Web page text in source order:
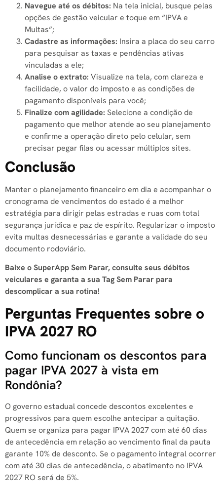
Navegue até os débitos: Na tela inicial, busque pelas
opções de gestão veicular e toque em “IPVA e
Multas”;
Cadastre as informações: Insira a placa do seu carro
para pesquisar as taxas e pendências ativas
vinculadas a ele;
Analise o extrato: Visualize na tela, com clareza e
facilidade, o valor do imposto e as condições de
pagamento disponíveis para você;
Finalize com agilidade: Selecione a condição de
pagamento que melhor atende ao seu planejamento
e confirme a operação direto pelo celular, sem
precisar pegar filas ou acessar múltiplos sites.
Conclusão
Manter o planejamento financeiro em dia e acompanhar o
cronograma de vencimentos do estado é a melhor
estratégia para dirigir pelas estradas e ruas com total
segurança jurídica e paz de espírito. Regularizar o imposto
evita multas desnecessárias e garante a validade do seu
documento rodoviário.
Baixe o SuperApp Sem Parar, consulte seus débitos
veiculares e garanta a sua Tag Sem Parar para
descomplicar a sua rotina!
Perguntas Frequentes sobre o
IPVA 2027 RO
Como funcionam os descontos para
pagar IPVA 2027 à vista em
Rondônia?
O governo estadual concede descontos excelentes e
progressivos para quem escolhe antecipar a quitação.
Quem se organiza para pagar IPVA 2027 com até 60 dias
de antecedência em relação ao vencimento final da pauta
garante 10% de desconto. Se o pagamento integral ocorrer
com até 30 dias de antecedência, o abatimento no IPVA
2027 RO será de 5%.